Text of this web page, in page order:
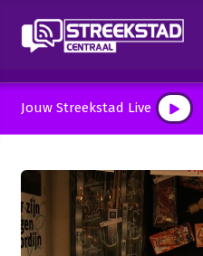
Jouw Streekstad Live